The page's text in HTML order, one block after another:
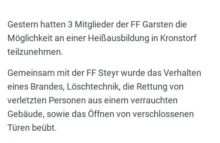
Gestern hatten 3 Mitglieder der FF Garsten die
Möglichkeit an einer Heißausbildung in Kronstorf
teilzunehmen.
Gemeinsam mit der FF Steyr wurde das Verhalten
eines Brandes, Löschtechnik, die Rettung von
verletzten Personen aus einem verrauchten
Gebäude, sowie das Öffnen von verschlossenen
Türen beübt.